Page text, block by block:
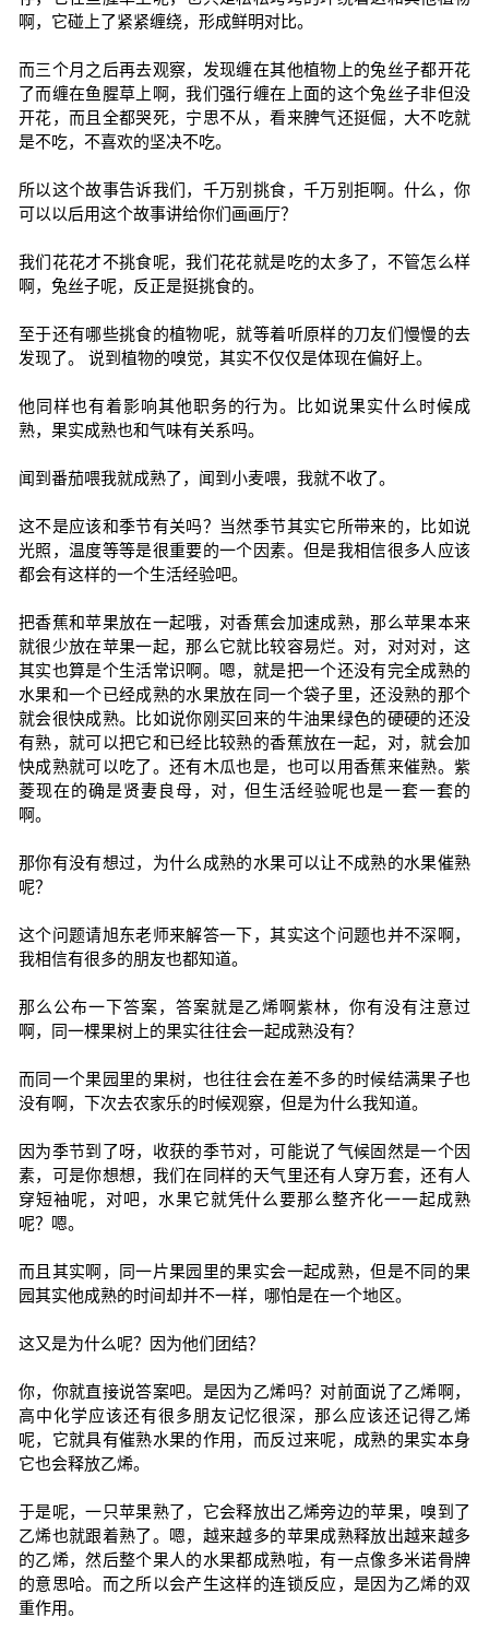
啊，它碰上了紧紧缠绕，形成鲜明对比。
而三个月之后再去观察，发现缠在其他植物上的兔丝子都开花
了而缠在鱼腥草上啊，我们强行缠在上面的这个兔丝子非但没
开花，而且全都哭死，宁思不从，看来脾气还挺倔，大不吃就
是不吃，不喜欢的坚决不吃。
所以这个故事告诉我们，千万别挑食，千万别拒啊。什么，你
可以以后用这个故事讲给你们画画厅？
我们花花才不挑食呢，我们花花就是吃的太多了，不管怎么样
啊，兔丝子呢，反正是挺挑食的。
至于还有哪些挑食的植物呢，就等着听原样的刀友们慢慢的去
发现了。 说到植物的嗅觉，其实不仅仅是体现在偏好上。
他同样也有着影响其他职务的行为。比如说果实什么时候成
熟，果实成熟也和气味有关系吗。
闻到番茄喂我就成熟了，闻到小麦喂，我就不收了。
这不是应该和季节有关吗？当然季节其实它所带来的，比如说
光照，温度等等是很重要的一个因素。但是我相信很多人应该
都会有这样的一个生活经验吧。
把香蕉和苹果放在一起哦，对香蕉会加速成熟，那么苹果本来
就很少放在苹果一起，那么它就比较容易烂。对，对对对，这
其实也算是个生活常识啊。嗯，就是把一个还没有完全成熟的
水果和一个已经成熟的水果放在同一个袋子里，还没熟的那个
就会很快成熟。比如说你刚买回来的牛油果绿色的硬硬的还没
有熟，就可以把它和已经比较熟的香蕉放在一起，对，就会加
快成熟就可以吃了。还有木瓜也是，也可以用香蕉来催熟。紫
菱现在的确是贤妻良母，对，但生活经验呢也是一套一套的
啊。
那你有没有想过，为什么成熟的水果可以让不成熟的水果催熟
呢？
这个问题请旭东老师来解答一下，其实这个问题也并不深啊，
我相信有很多的朋友也都知道。
那么公布一下答案，答案就是乙烯啊紫林，你有没有注意过
啊，同一棵果树上的果实往往会一起成熟没有？
而同一个果园里的果树，也往往会在差不多的时候结满果子也
没有啊，下次去农家乐的时候观察，但是为什么我知道。
因为季节到了呀，收获的季节对，可能说了气候固然是一个因
素，可是你想想，我们在同样的天气里还有人穿万套，还有人
穿短袖呢，对吧，水果它就凭什么要那么整齐化一一起成熟
呢？嗯。
而且其实啊，同一片果园里的果实会一起成熟，但是不同的果
园其实他成熟的时间却并不一样，哪怕是在一个地区。
这又是为什么呢？因为他们团结？
你，你就直接说答案吧。是因为乙烯吗？对前面说了乙烯啊，
高中化学应该还有很多朋友记忆很深，那么应该还记得乙烯
呢，它就具有催熟水果的作用，而反过来呢，成熟的果实本身
它也会释放乙烯。
于是呢，一只苹果熟了，它会释放出乙烯旁边的苹果，嗅到了
乙烯也就跟着熟了。嗯，越来越多的苹果成熟释放出越来越多
的乙烯，然后整个果人的水果都成熟啦，有一点像多米诺骨牌
的意思哈。而之所以会产生这样的连锁反应，是因为乙烯的双
重作用。